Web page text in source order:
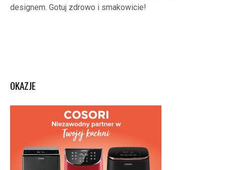
designem. Gotuj zdrowo i smakowicie!
OKAZJE